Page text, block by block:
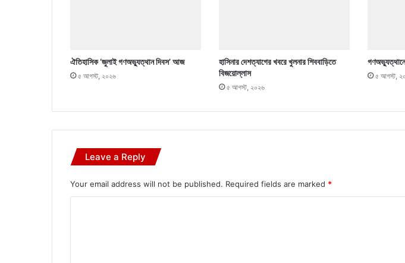
ঐতিহাসিক ‘জুলাই গণঅভ্যুত্থান দিবস’ আজ
৫ আগস্ট, ২০২৬
হাসিনার দেশত্যাগের খবরে খুলনার শিববাড়িতে
বিজয়োল্লাস
৫ আগস্ট, ২০২৬
৫ আগস্ট,
Leave a Reply
Your email address will not be published. Required fields are marked *